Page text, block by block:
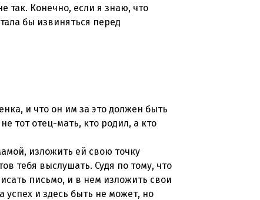
так. Конечно, если я знаю, что
бы извиняться перед
и что он им за это должен быть
тот отец-мать, кто родил, а кто
изложить ей свою точку
тебя выслушать. Судя по тому, что
письмо, и в нем изложить свои
и здесь быть не может, но